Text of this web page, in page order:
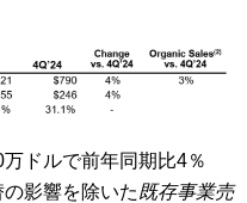
ドルで前年同期比4％
影響を除いた既存事業売